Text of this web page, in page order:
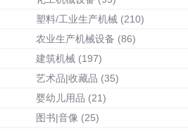
塑料/工业生产机械 (210)
农业生产机械设备 (86)
建筑机械 (197)
艺术品|收藏品 (35)
婴幼儿用品 (21)
图书|音像 (25)